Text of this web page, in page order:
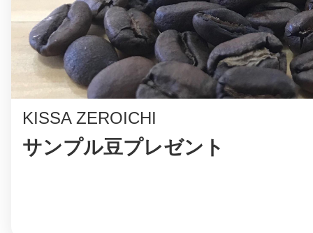
KISSA ZEROICHI
サンプル豆プレゼント
日立
滋賀県